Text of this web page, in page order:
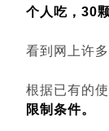
个人吃，30
看到网上许
根据已有的
限制条件。